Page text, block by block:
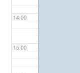
14:00
15:00